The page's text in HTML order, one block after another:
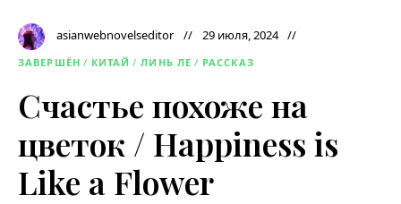
asianwebnovelseditor 29 июля, 2024
ЗАВЕРШЁН / КИТАЙ / ЛИНЬ ЛЕ / РАССКАЗ
Счастье похоже на
цветок / Happiness is
Like a Flower